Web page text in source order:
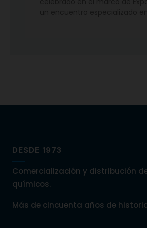
DESDE 1973
Comercialización y distribución
químicos.
Más de cincuenta años de